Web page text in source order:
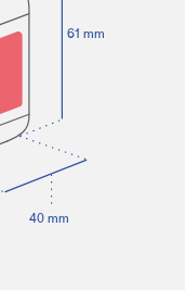
40 mm
61 mm